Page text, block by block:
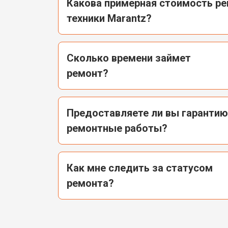
Какова примерная стоимость
техники Marantz?
Сколько времени займет
ремонт?
Предоставляете ли вы
ремонтные работы?
Как мне следить за статусом
ремонта?